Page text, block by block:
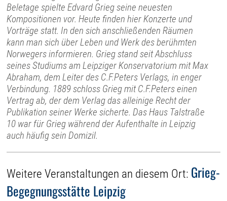
Beletage spielte Edvard Grieg seine neuesten
Kompositionen vor. Heute finden hier Konzerte und
Vorträge statt. In den sich anschließenden Räumen
kann man sich über Leben und Werk des berühmten
Norwegers informieren. Grieg stand seit Abschluss
seines Studiums am Leipziger Konservatorium mit Max
Abraham, dem Leiter des C.F.Peters Verlags, in enger
Verbindung. 1889 schloss Grieg mit C.F.Peters einen
Vertrag ab, der dem Verlag das alleinige Recht der
Publikation seiner Werke sicherte. Das Haus Talstraße
10 war für Grieg während der Aufenthalte in Leipzig
auch häufig sein Domizil.
Weitere Veranstaltungen an diesem Ort: Grieg-
Begegnungsstätte Leipzig